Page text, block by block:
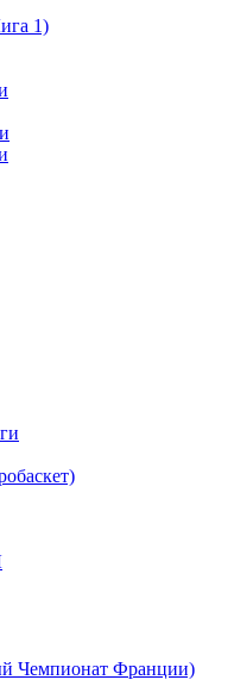
1)
Чемпионат Франции)